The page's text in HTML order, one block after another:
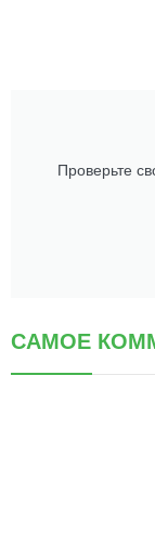
Проверьте
САМОЕ